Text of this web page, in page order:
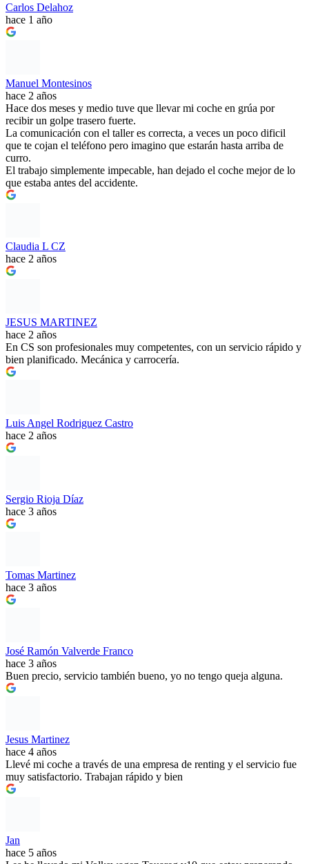
Carlos Delahoz
hace 1 año
Manuel Montesinos
hace 2 años
Hace dos meses y medio tuve que llevar mi coche en grúa por
recibir un golpe trasero fuerte.
La comunicación con el taller es correcta, a veces un poco dificil
que te cojan el teléfono pero imagino que estarán hasta arriba de
curro.
El trabajo simplemente impecable, han dejado el coche mejor de lo
que estaba antes del accidente.
Claudia L CZ
hace 2 años
JESUS MARTINEZ
hace 2 años
En CS son profesionales muy competentes, con un servicio rápido y
bien planificado. Mecánica y carrocería.
Luis Angel Rodriguez Castro
hace 2 años
Sergio Rioja Díaz
hace 3 años
Tomas Martinez
hace 3 años
José Ramón Valverde Franco
hace 3 años
Buen precio, servicio también bueno, yo no tengo queja alguna.
Jesus Martinez
hace 4 años
Llevé mi coche a través de una empresa de renting y el servicio fue
muy satisfactorio. Trabajan rápido y bien
Jan
hace 5 años